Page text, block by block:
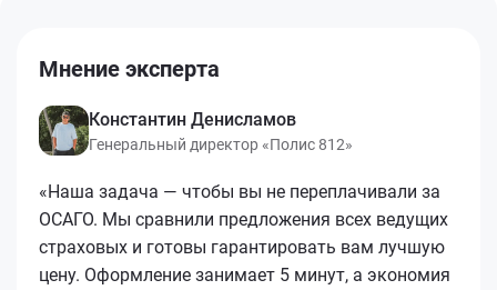
Мнение эксперта
Константин Денисламов
Генеральный директор «Полис 812»
«Наша задача — чтобы вы не переплачивали за
ОСАГО. Мы сравнили предложения всех ведущих
страховых и готовы гарантировать вам лучшую
цену. Оформление занимает 5 минут, а экономия